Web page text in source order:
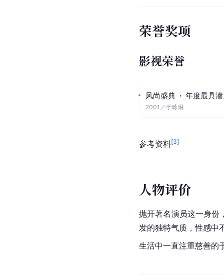
荣誉奖项
影视荣誉
风尚盛典 · 年度最具
2001 ／于咏琳
参考资料[3]
人物评价
抛开著名演员这一身份
发的独特气质，性感中
生活中一直注重慈善